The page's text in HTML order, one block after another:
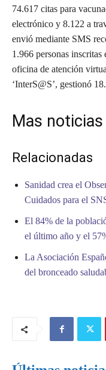
74.617 citas para
electrónico y 8.122 a
envió mediante SMS
1.966 personas
oficina de atención
‘InterS@S’, gestionó
Mas noticias
Relacionadas
Sanidad crea el
Cuidados para el
El 84% de la
el último año y el
La Asociación
del bronceado